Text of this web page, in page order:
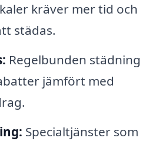
kräver mer tid och
städas.
Regelbunden städning
jämfört med
Specialtjänster som